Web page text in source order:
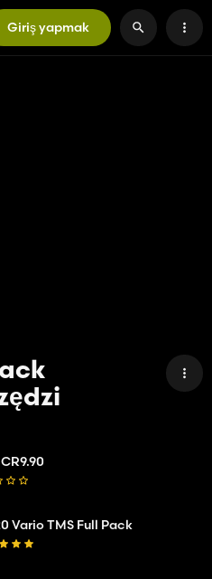
Giriş yapmak
Vario TMS Full Pack